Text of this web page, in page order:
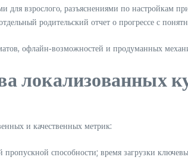
для взрослого, разъяснениями по настройкам
родительский отчет о прогрессе с
офлайн‑возможностей и продуманных
локализованных
и качественных метрик:
способности; время загрузки